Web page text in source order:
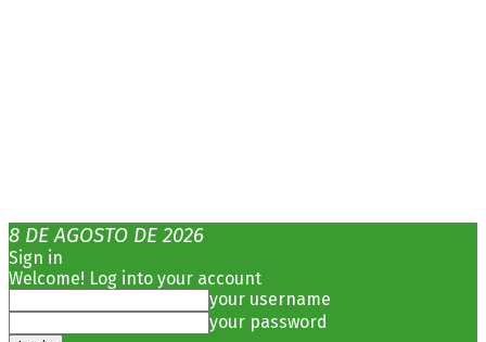
8 DE AGOSTO DE 2026
Sign in
Welcome! Log into your account
your username
your password